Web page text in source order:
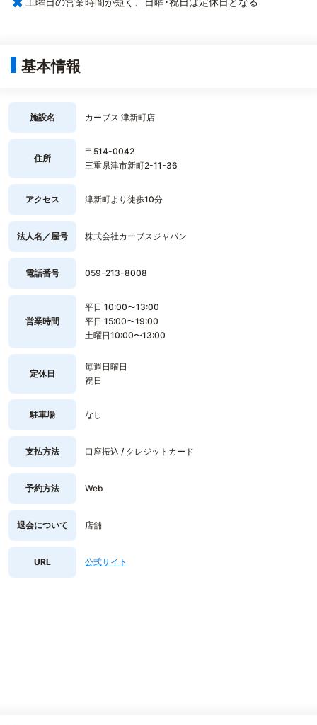
基本情報
施設名 カーブス 津新町店
住所
〒514-0042
三重県津市新町2-11-36
アクセス 津新町より徒歩10分
法人名／屋号 株式会社カーブスジャパン
電話番号 059-213-8008
営業時間
平日 10:00〜13:00
平日 15:00〜19:00
土曜日10:00〜13:00
定休日
毎週日曜日
祝日
駐車場 なし
支払方法 口座振込 / クレジットカード
予約方法 Web
退会について 店舗
URL 公式サイト